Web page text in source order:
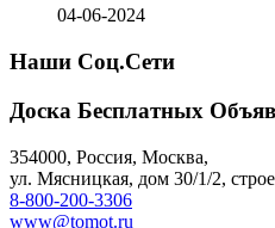
04-06-2024
Наши Соц.Сети
Доска Бесплатных
354000, Россия, Москва,
ул. Мясницкая, дом 30/1/2,
8-800-200-3306
www@tomot.ru